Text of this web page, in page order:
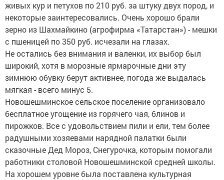
живых кур и петухов по 210 руб. за штуку двух пород, и
некоторые заинтересовались. Очень хорошо брали
зерно из Шахмайкино (агрофирма «Татарстан») - мешки
с пшеницей по 350 руб. исчезали на глазах.
Не остались без внимания и валенки, их выбор был
широкий, хотя в морозные ярмарочные дни эту
зимнюю обувку берут активнее, погода же выдалась
мягкая - всего минус 5.
Новошешминское сельское поселение организовало
бесплатное угощение из горячего чая, блинов и
пирожков. Все с удовольствием пили и ели, тем более
радушными хозяевами нарядной палатки были
сказочные Дед Мороз, Снегурочка, которым помогали
работники столовой Новошешминской средней школы.
На хорошем уровне была поставлена культурная